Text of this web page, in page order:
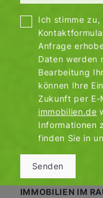
Ich stimme zu,
Anfrage
Daten werden
Bearbeitung
können Ihre
Zukunft per E-
immobilien.de
Informationen
finden Sie in
Senden
IMMOBILIEN IM